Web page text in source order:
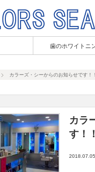
歯のホワイトニ
カラーズ・シーからのお知らせです！
カラ
す！
2018.07.05